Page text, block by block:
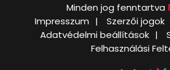
Minden jog fenntartva
Impresszum
Szerzői jogok
Adatvédelmi beállítások
Felhasználási